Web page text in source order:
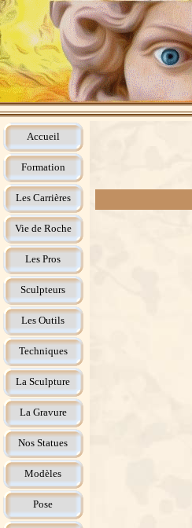
Accueil
Formation
Les Carrières
Vie de Roche
Les Pros
Sculpteurs
Les Outils
Techniques
La Sculpture
La Gravure
Nos Statues
Modèles
Pose